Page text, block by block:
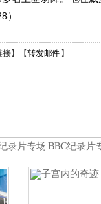
）
接】【转发邮件 】
录片专场 BBC纪录片